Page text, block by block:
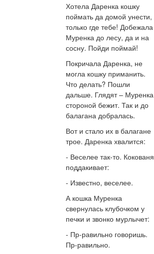
Хотела Даренка кошку
поймать да домой унести,
только где тебе! Добежала
Муренка до лесу, да и на
сосну. Пойди поймай!
Покричала Даренка, не
могла кошку приманить.
Что делать? Пошли
дальше. Глядят – Муренка
стороной бежит. Так и до
балагана добралась.
Вот и стало их в балагане
трое. Даренка хвалится:
- Веселее так-то. Кокованя
поддакивает:
- Известно, веселее.
А кошка Муренка
свернулась клубочком у
печки и звонко мурлычет:
- Пр-равильно говоришь.
Пр-равильно.